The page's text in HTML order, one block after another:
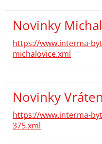
Novinky
https://www.interma-
michalovice.xml
Novinky
https://www.interma-
375.xml